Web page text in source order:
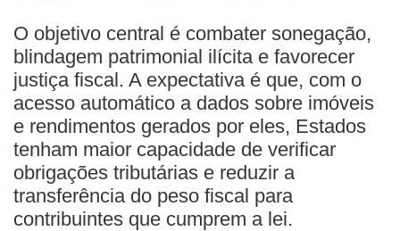
O objetivo central é combater sonegação,
blindagem patrimonial ilícita e favorecer
justiça fiscal. A expectativa é que, com o
acesso automático a dados sobre imóveis
e rendimentos gerados por eles, Estados
tenham maior capacidade de verificar
obrigações tributárias e reduzir a
transferência do peso fiscal para
contribuintes que cumprem a lei.